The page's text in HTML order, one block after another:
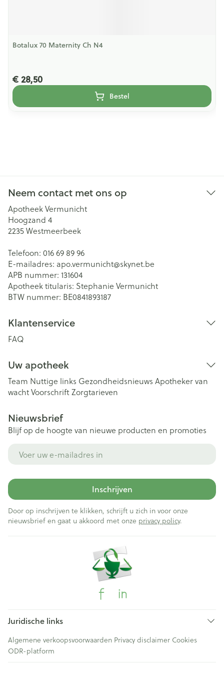
Botalux 70 Maternity Ch N4
€ 28,50
Bestel
Neem contact met ons op
Apotheek Vermunicht
Hoogzand 4
2235Westmeerbeek
Telefoon: 016 69 89 96
E-mailadres: apo.vermunicht@skynet.be
APB nummer: 131604
Apotheek titularis: Stephanie Vermunicht
BTW nummer: BE0841893187
Klantenservice
FAQ
Uw apotheek
Team Nuttige links Gezondheidsnieuws Apotheker van
wachtVoorschriftZorgtarieven
Nieuwsbrief
Blijf op de hoogte van nieuwe producten en promoties
Inschrijven
Door op inschrijven te klikken, schrijft u zich in voor onze
nieuwsbrief en gaat u akkoord met onze privacy policy.
Juridische links
Algemene verkoopsvoorwaarden Privacy disclaimer Cookies
ODR-platform